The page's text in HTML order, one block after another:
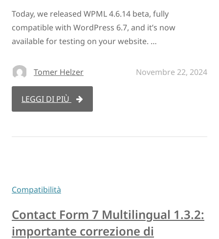
Today, we released WPML 4.6.14 beta, fully
compatible with WordPress 6.7, and it’s now
available for testing on your website. …
Tomer Helzer Novembre 22, 2024
LEGGI DI PIÙ
Compatibilità
Contact Form 7 Multilingual 1.3.2:
importante correzione di